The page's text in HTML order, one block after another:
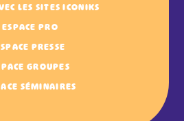
LES SITES ICONIKS
ESPACE PRO
PRESSE
GROUPES
SÉMINAIRES